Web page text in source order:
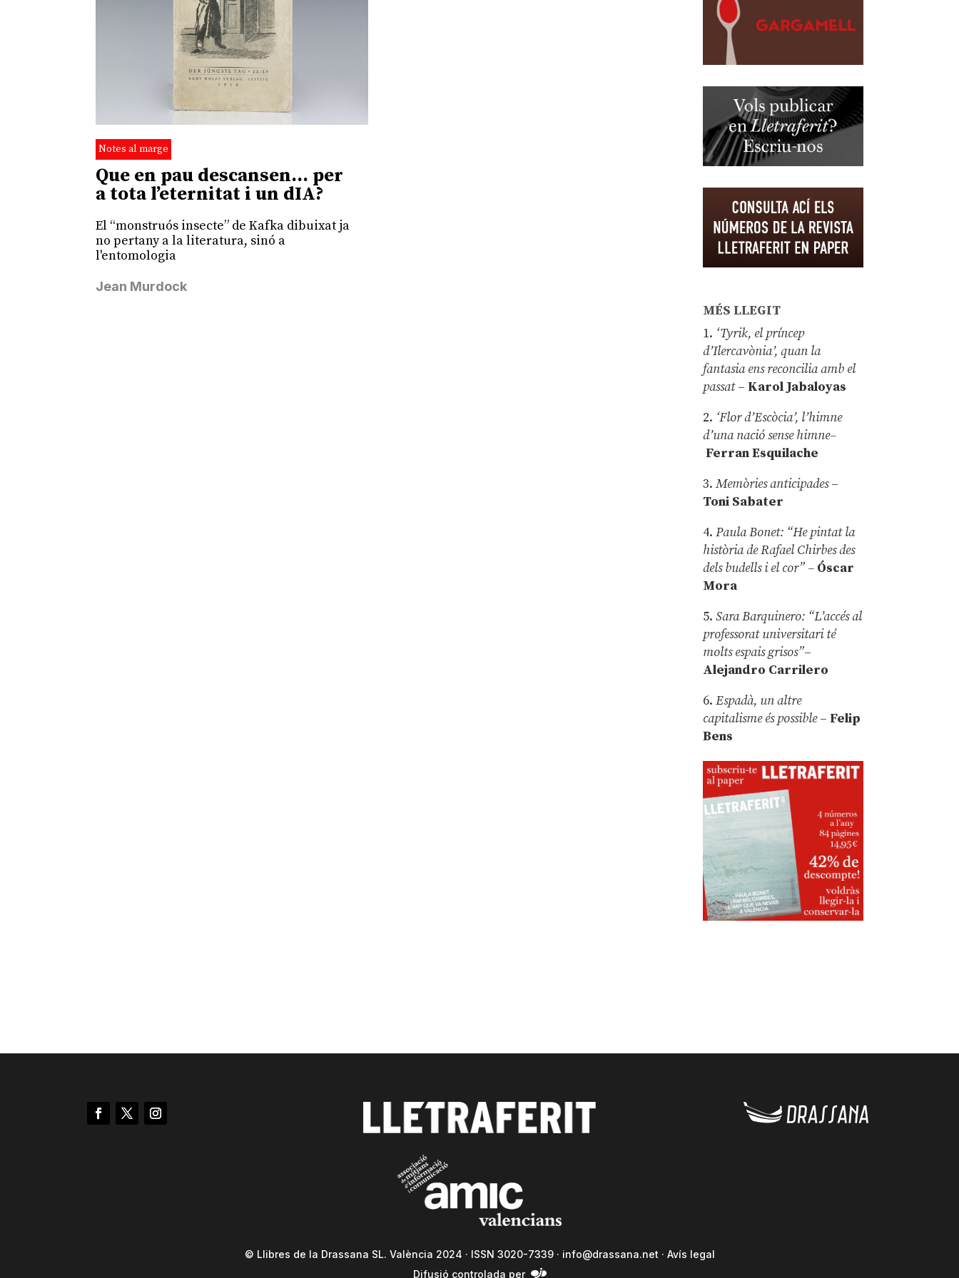
Notes al marge
Que en pau descansen… per
a tota l’eternitat i un dIA?
El “monstruós insecte” de Kafka dibuixat ja
no pertany a la literatura, sinó a
l'entomologia
Jean Murdock
MÉS LLEGIT
1. ‘Tyrik, el príncep
d’Ilercavònia’, quan la
fantasia ens reconcilia amb el
passat– Karol Jabaloyas
2. ‘Flor d’Escòcia’, l’himne
d’una nació sense himne–
Ferran Esquilache
3.Memòries anticipades–
Toni Sabater
4.Paula Bonet: “He pintat la
història de Rafael Chirbes des
dels budells i el cor” – Óscar
Mora
5.Sara Barquinero: “L’accés al
professorat universitari té
molts espais grisos”–
Alejandro Carrilero
6.Espadà, un altre
capitalisme és possible – Felip
Bens
© Llibres de la Drassana SL. València 2024 · ISSN 3020-7339 · info@drassana.net · Avís legal
Difusió controlada per